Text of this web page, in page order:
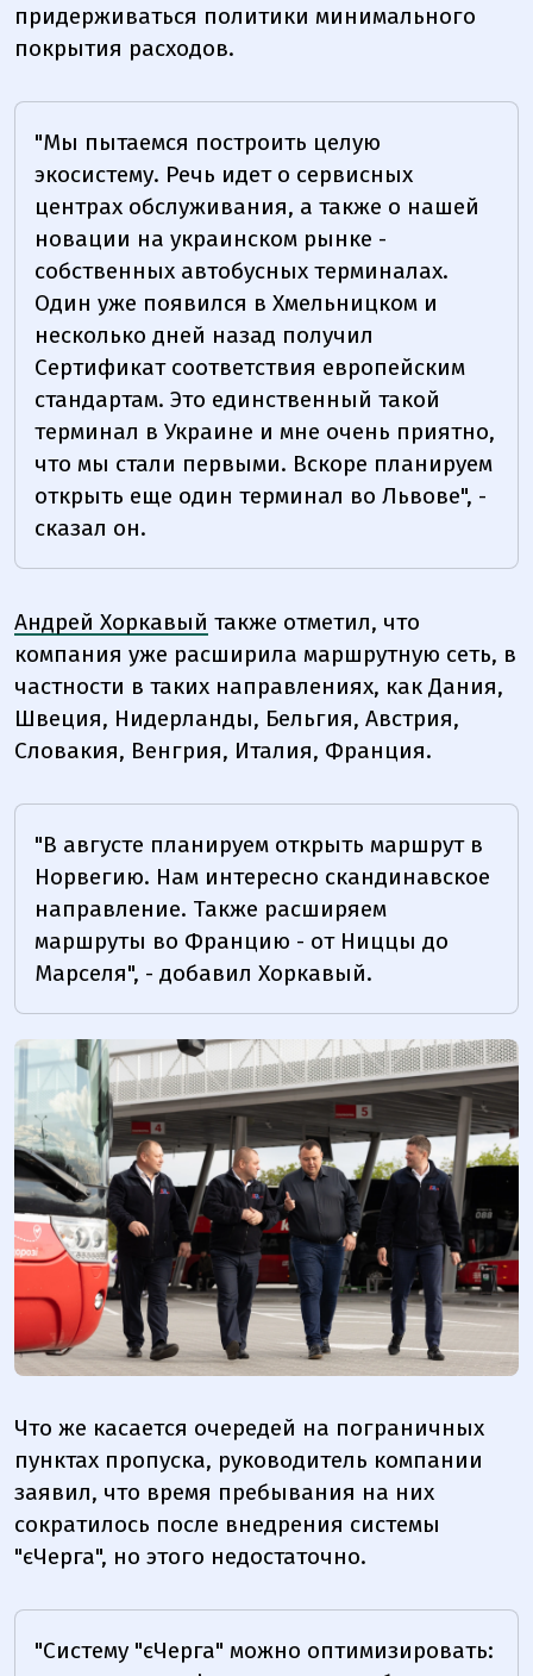
придерживаться политики минимального
покрытия расходов.
"Мы пытаемся построить целую
экосистему. Речь идет о сервисных
центрах обслуживания, а также о нашей
новации на украинском рынке -
собственных автобусных терминалах.
Один уже появился в Хмельницком и
несколько дней назад получил
Сертификат соответствия европейским
стандартам. Это единственный такой
терминал в Украине и мне очень приятно,
что мы стали первыми. Вскоре планируем
открыть еще один терминал во Львове", -
сказал он.
Андрей Хоркавый также отметил, что
компания уже расширила маршрутную сеть, в
частности в таких направлениях, как Дания,
Швеция, Нидерланды, Бельгия, Австрия,
Словакия, Венгрия, Италия, Франция.
"В августе планируем открыть маршрут в
Норвегию. Нам интересно скандинавское
направление. Также расширяем
маршруты во Францию - от Ниццы до
Марселя", - добавил Хоркавый.
Что же касается очередей на пограничных
пунктах пропуска, руководитель компании
заявил, что время пребывания на них
сократилось после внедрения системы
"єЧерга", но этого недостаточно.
"Систему "єЧерга" можно оптимизировать: